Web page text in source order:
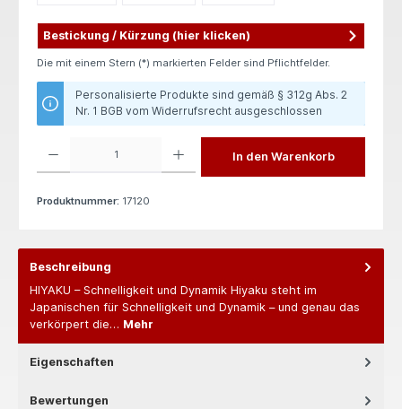
Bestickung / Kürzung (hier klicken)
Die mit einem Stern (*) markierten Felder sind Pflichtfelder.
Personalisierte Produkte sind gemäß § 312g Abs. 2
Nr. 1 BGB vom Widerrufsrecht ausgeschlossen
In den Warenkorb
Produktnummer: 17120
Beschreibung
HIYAKU – Schnelligkeit und Dynamik Hiyaku steht im
Japanischen für Schnelligkeit und Dynamik – und genau das
verkörpert die… Mehr
Eigenschaften
Bewertungen